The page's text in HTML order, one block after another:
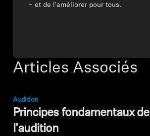
Articles Associés
Audition
Principes fondamentaux de
l'audition
– et de l'améliorer pour tous.